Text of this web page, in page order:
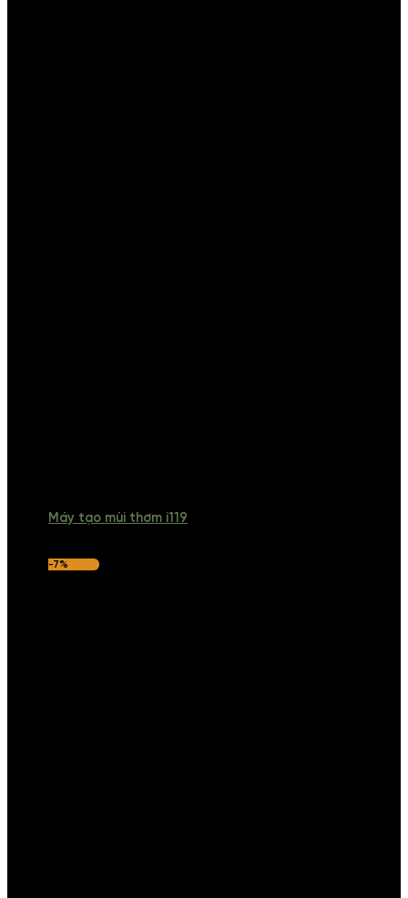
Máy tạo mùi thơm i119
-7%